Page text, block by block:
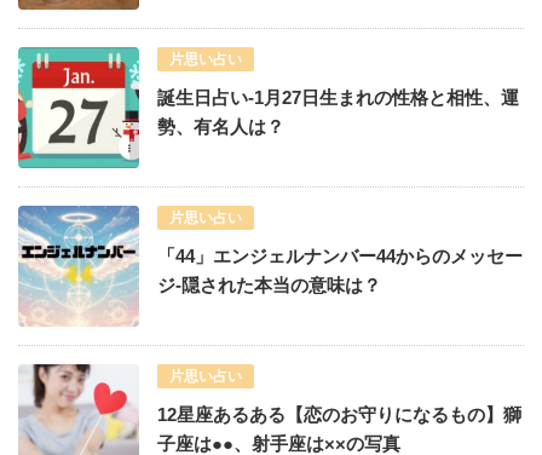
片思い占い
誕生日占い-1月27日生まれの性格と相性、運
勢、有名人は？
片思い占い
「44」エンジェルナンバー44からのメッセー
ジ-隠された本当の意味は？
片思い占い
12星座あるある【恋のお守りになるもの】獅
子座は●●、射手座は××の写真